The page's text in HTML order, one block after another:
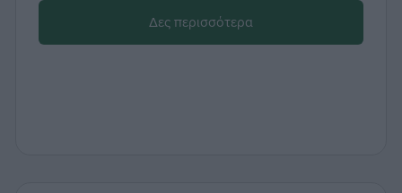
Δες περισσότερα